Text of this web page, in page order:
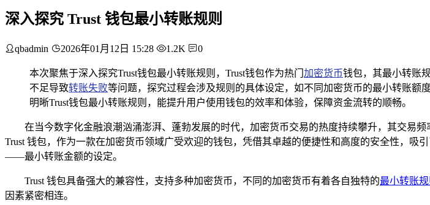
深入探究 Trust 钱包最小转账规则
qbadmin 2026年01月12日 15:28 1.2K 0
本次聚焦于深入探究Trust钱包最小转账规则，Trust钱包作为热门 加密货币钱包，其最小转账
不足导致转账失败等问题，探究过程会涉及规则的具体设定，如不同加密货币的最小转账额
明晰Trust钱包最小转账规则，能提升用户使用钱包的效率和体验，保障资金流转的顺畅。
在当今数字化金融浪潮汹涌澎湃、蓬勃发展的时代，加密货币交易的热度持续攀升，其交易
Trust 钱包，作为一款在加密货币领域广受欢迎的钱包，凭借其卓越的便捷性和高度的安全性，吸
——最小转账金额的设定。
Trust 钱包具备强大的兼容性，支持多种加密货币，不同的加密货币有着各自独特的最小转账规
因素紧密相连。